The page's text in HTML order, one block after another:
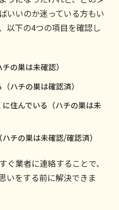
いいのか迷っている方もい
以下の4つの項目を確認し
の巣は未確認）
ハチの巣は確認済）
住んでいる（ハチの巣は未
チの巣は未確認/確認済）
ぐ業者に連絡することで、
いをする前に解決できま